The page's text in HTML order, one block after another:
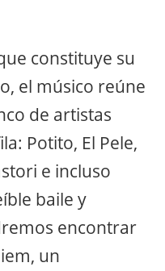
constituye su
el músico reúne
de artistas
Potito, El Pele,
e incluso
baile y
encontrar
un